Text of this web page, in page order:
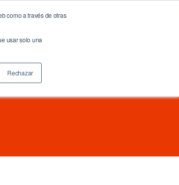
como a través de otras
usar solo una
Rechazar
Docs & Links
Blog